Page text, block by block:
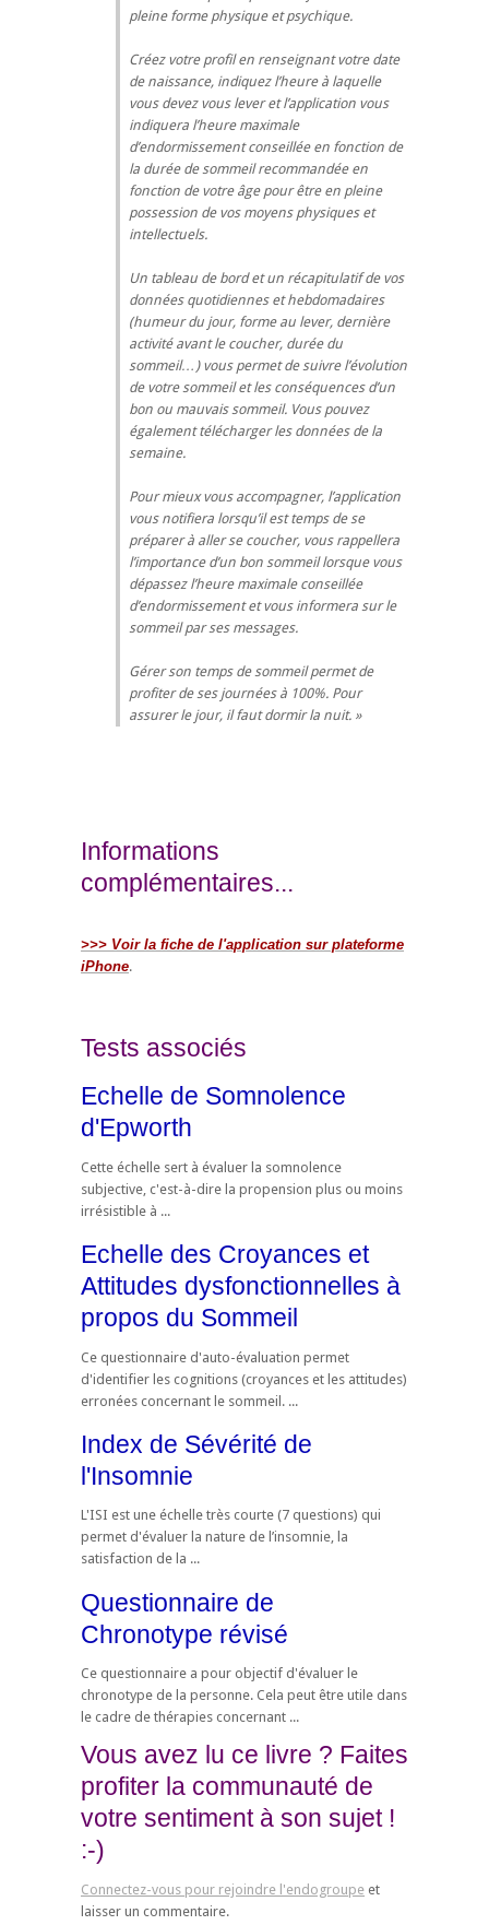
pleine forme physique et psychique.
Créez votre profil en renseignant votre date
de naissance, indiquez l’heure à laquelle
vous devez vous lever et l’application vous
indiquera l’heure maximale
d’endormissement conseillée en fonction de
la durée de sommeil recommandée en
fonction de votre âge pour être en pleine
possession de vos moyens physiques et
intellectuels.
Un tableau de bord et un récapitulatif de vos
données quotidiennes et hebdomadaires
(humeur du jour, forme au lever, dernière
activité avant le coucher, durée du
sommeil…) vous permet de suivre l’évolution
de votre sommeil et les conséquences d’un
bon ou mauvais sommeil. Vous pouvez
également télécharger les données de la
semaine.
Pour mieux vous accompagner, l’application
vous notifiera lorsqu’il est temps de se
préparer à aller se coucher, vous rappellera
l’importance d’un bon sommeil lorsque vous
dépassez l’heure maximale conseillée
d’endormissement et vous informera sur le
sommeil par ses messages.
Gérer son temps de sommeil permet de
profiter de ses journées à 100%. Pour
assurer le jour, il faut dormir la nuit.
Informations
complémentaires...
>>> Voir la fiche de l'application sur plateforme
iPhone.
Tests associés
Echelle de Somnolence
d'Epworth
Cette échelle sert à évaluer la somnolence
subjective, c'est-à-dire la propension plus ou moins
irrésistible à ...
Echelle des Croyances et
Attitudes dysfonctionnelles à
propos du Sommeil
Ce questionnaire d'auto-évaluation permet
d'identifier les cognitions (croyances et les attitudes)
erronées concernant le sommeil. ...
Index de Sévérité de
l'Insomnie
L'ISI est une échelle très courte (7 questions) qui
permet d'évaluer la nature de l’insomnie, la
satisfaction de la ...
Questionnaire de
Chronotype révisé
Ce questionnaire a pour objectif d'évaluer le
chronotype de la personne. Cela peut être utile dans
le cadre de thérapies concernant ...
Vous avez lu ce livre ? Faites
profiter la communauté de
votre sentiment à son sujet !
:-)
Connectez-vous pour rejoindre l'endogroupe et
laisser un commentaire.